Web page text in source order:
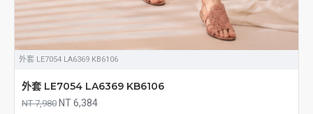
外套 LE7054 LA6369 KB6106
外套 LE7054 LA6369 KB6106
NT 7,980 NT 6,384